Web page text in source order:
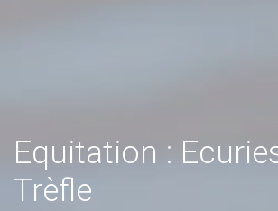
Equitation :
Trèfle